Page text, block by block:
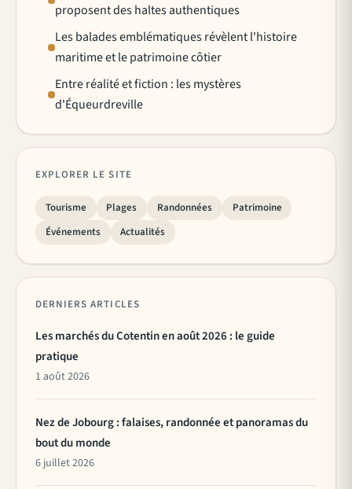
proposent des haltes authentiques
Les balades emblématiques révèlent l'histoire
maritime et le patrimoine côtier
Entre réalité et fiction : les mystères
d'Équeurdreville
EXPLORER LE SITE
Tourisme Plages Randonnées
Patrimoine
Événements
Actualités
DERNIERS ARTICLES
Les marchés du Cotentin en août 2026 : le guide
pratique
1 août 2026
Nez de Jobourg : falaises, randonnée et panoramas du
bout du monde
6 juillet 2026